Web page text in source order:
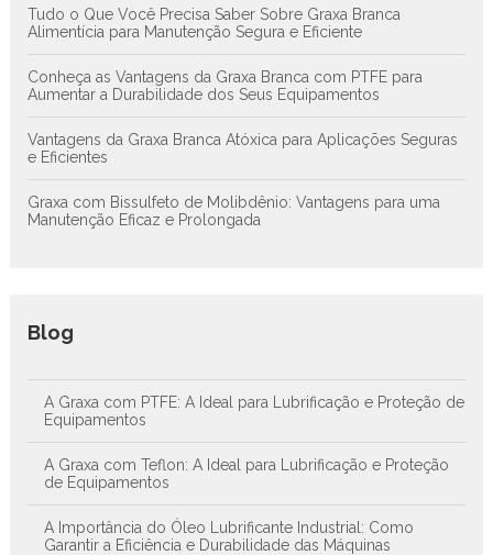
Tudo o Que Você Precisa Saber Sobre Graxa Branca
Alimentícia para Manutenção Segura e Eficiente
Conheça as Vantagens da Graxa Branca com PTFE para
Aumentar a Durabilidade dos Seus Equipamentos
Vantagens da Graxa Branca Atóxica para Aplicações Seguras
e Eficientes
Graxa com Bissulfeto de Molibdênio: Vantagens para uma
Manutenção Eficaz e Prolongada
Blog
A Graxa com PTFE: A Ideal para Lubrificação e Proteção de
Equipamentos
A Graxa com Teflon: A Ideal para Lubrificação e Proteção
de Equipamentos
A Importância do Óleo Lubrificante Industrial: Como
Garantir a Eficiência e Durabilidade das Máquinas